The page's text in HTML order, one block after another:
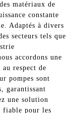
matériaux de
constante
Adaptés à divers
secteurs tels que
accordons une
respect de
pompes sont
garantissant
une solution
fiable pour les